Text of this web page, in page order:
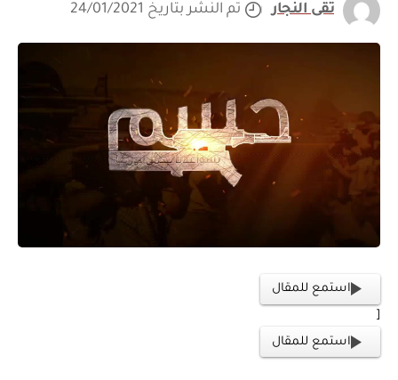
تقى النجار تم النشر بتاريخ 24/01/2021
استمع للمقال
استمع للمقال